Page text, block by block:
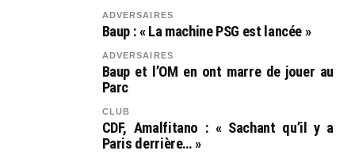
ADVERSAIRES
Baup : « La machine PSG est lancée »
ADVERSAIRES
Baup et l’OM en ont marre de jouer au
Parc
CLUB
CDF, Amalfitano : « Sachant qu’il y a
Paris derrière… »